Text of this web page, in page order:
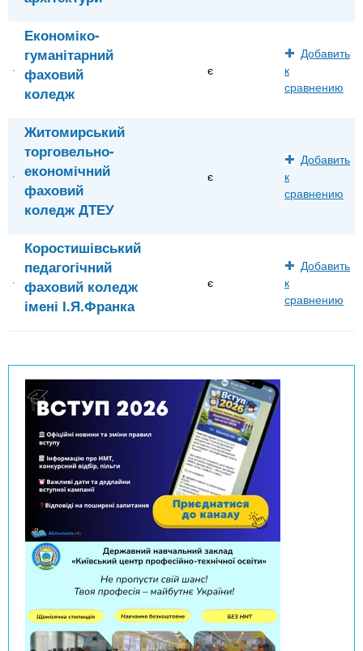
Економіко-
гуманітарний
фаховий
коледж
є
Добавить
к
сравнению
Житомирський
торговельно-
економічний
фаховий
коледж ДТЕУ
є
Добавить
к
сравнению
Коростишівський
педагогічний
фаховий коледж
імені І.Я.Франка
є
Добавить
к
сравнению